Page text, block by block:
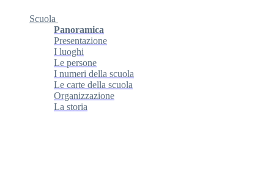
Scuola
Panoramica
Presentazione
I luoghi
Le persone
I numeri della scuola
Le carte della scuola
Organizzazione
La storia